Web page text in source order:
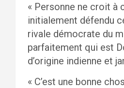
« Personne ne croit à
initialement défendu
rivale démocrate du
parfaitement qui est
d’origine indienne et
« C’est une bonne